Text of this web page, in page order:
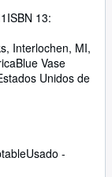
ISBN 13:
Interlochen, MI,
Blue Vase
Unidos de
Usado -